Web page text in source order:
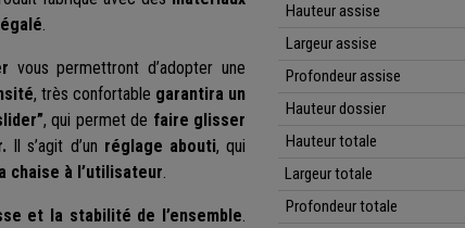
.
vous permettront d’adopter une
, très confortable garantira un
, qui permet de faire glisser
Il s’agit d’un réglage abouti, qui
chaise à l’utilisateur.
et la stabilité de l’ensemble.
Hauteur assise
Largeur assise
Profondeur assise
Hauteur dossier
Hauteur totale
Largeur totale
Profondeur totale